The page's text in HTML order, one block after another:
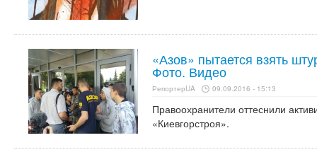
«Азов» пытается взять
Фото. Видео
РепортерUA 09.09.2016 - 15:13
Правоохранители оттеснили
«Киевгорстроя».